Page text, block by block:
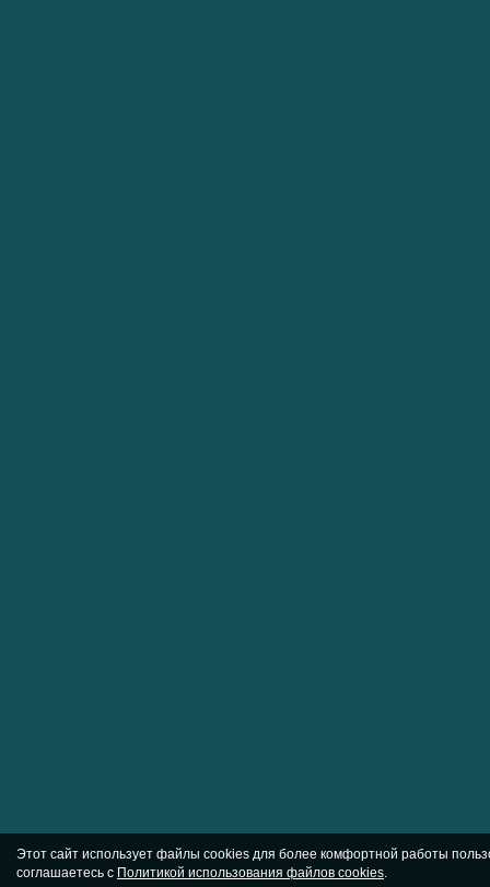
Этот сайт использует файлы cookies для более комфортной работы
соглашаетесь с Политикой использования файлов cookies